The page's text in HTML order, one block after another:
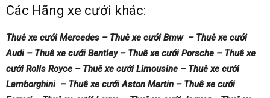
Các Hãng xe cưới khác:
Thuê xe cưới Mercedes – Thuê xe cưới Bmw – Thuê xe cưới
Audi – Thuê xe cưới Bentley – Thuê xe cưới Porsche – Thuê xe
cưới Rolls Royce – Thuê xe cưới Limousine – Thuê xe cưới
Lamborghini – Thuê xe cưới Aston Martin – Thuê xe cưới